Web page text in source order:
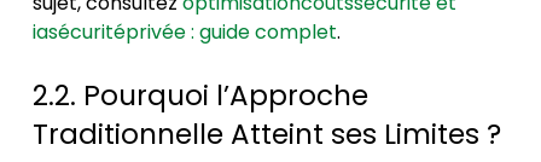
iasécuritéprivée : guide complet.
2.2. Pourquoi l’Approche
Traditionnelle Atteint ses Limites ?